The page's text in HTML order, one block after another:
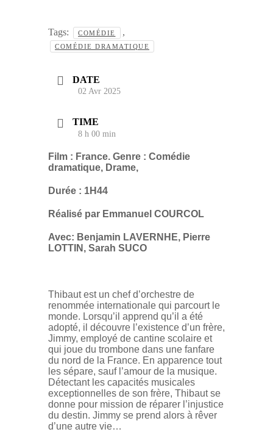
Tags: COMÉDIE ,
COMÉDIE DRAMATIQUE
DATE
02 Avr 2025
TIME
8 h 00 min
Film : France. Genre : Comédie
dramatique, Drame,
Durée : 1H44
Réalisé par Emmanuel COURCOL
Avec: Benjamin LAVERNHE, Pierre
LOTTIN, Sarah SUCO
Thibaut est un chef d’orchestre de
renommée internationale qui parcourt le
monde. Lorsqu’il apprend qu’il a été
adopté, il découvre l’existence d’un frère,
Jimmy, employé de cantine scolaire et
qui joue du trombone dans une fanfare
du nord de la France. En apparence tout
les sépare, sauf l’amour de la musique.
Détectant les capacités musicales
exceptionnelles de son frère, Thibaut se
donne pour mission de réparer l’injustice
du destin. Jimmy se prend alors à rêver
d’une autre vie…